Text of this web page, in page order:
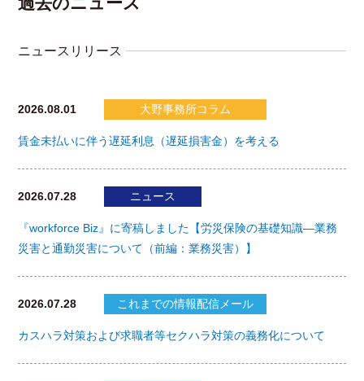
ニュースリリース
2026.08.01 大野事務所コラム
賃金未払いに伴う遅延利息（遅延損害金）を考える
2026.07.28 ニュース
『workforce Biz』に寄稿しました【労災保険の基礎知識―業務
災害と通勤災害について（前編：業務災害）】
2026.07.28 これまでの情報配信メール
カスハラ対策および求職者等セクハラ対策の義務化について